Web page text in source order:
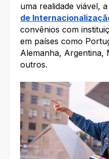
uma realidade viável,
de
convênios com
em países como
Alemanha, Argentina,
outros.